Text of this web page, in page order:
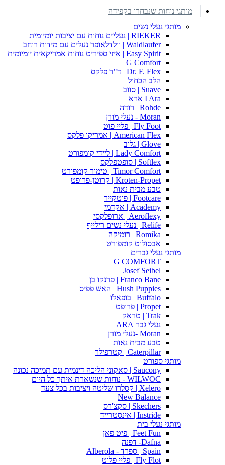
מותגי נוחות שנבחרו בקפידה
מותגי נעלי נשים
RIEKER | נעליים נוחות עם יציבות יומיומית
Waldlaufer | וולדלאופר נעלים עם מידות רוחב
Easy Spirit | איזי ספיריט נוחות אמריקאית יומיומית
G Comfort
Dr. F. Flex | ד"ר פלקס
הלב הכחול
Suave | סווב
I Ara ארא
Rohde | רודה
Moran - נעלי מורן
Fly Foot | פליי פוט
American Flex | אמריקו פלקס
Glove | גלוב
Lady Comfort | ליידי קומפורט
Softlex | סופטפלקס
Timor Comfort | טימור קומפורט
Kroten-Propet | קרוטן-פרופט
טבע מבית נאות
Footcare | פוטקייר
Academy | אקדמי
Aeroflexy | ארופלקסי
Relife | נעלי נשים רילייף
Romika | רומיקה
אבסולוט קומפורט
מותגי נעלי גברים
G COMFORT
Josef Seibel
Franco Bane | פרנקו בן
Hush Puppies | האש פפיס
Buffalo | בופאלו
Propet | פרופט
Trak | טראק
נעלי גבר ARA
Moran -נעלי מורן
טבע מבית נאות
Caterpillar | קטרפילר
מותגי ספורט
Saucony | סאקוני הליכה דינמית עם תמיכה נכונה
WILWOC - נוחות שנשארת איתך כל היום
Xelero | קסלרו שליטה ויציבות בכל צעד
New Balance
Skechers | סקצ'רס
Instride | אינסטרייד
מותגי נעלי בית
Feet Fun | פיט פאן
Dafna- דפנה
Spain | ספרד - Alberola
Fly Flot | פליי פלוט